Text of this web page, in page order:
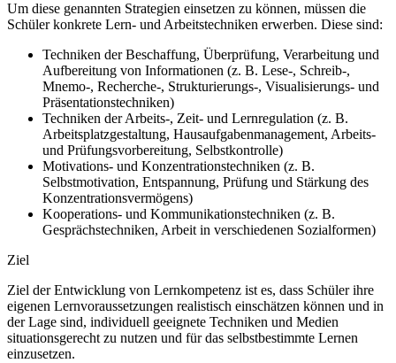
Um diese genannten Strategien einsetzen zu können, müssen die
Schüler konkrete Lern- und Arbeitstechniken erwerben. Diese sind:
Techniken der Beschaffung, Überprüfung, Verarbeitung und
Aufbereitung von Informationen (z. B. Lese-, Schreib-,
Mnemo-, Recherche-, Strukturierungs-, Visualisierungs- und
Präsentationstechniken)
Techniken der Arbeits-, Zeit- und Lernregulation (z. B.
Arbeitsplatzgestaltung, Hausaufgabenmanagement, Arbeits-
und Prüfungsvorbereitung, Selbstkontrolle)
Motivations- und Konzentrationstechniken (z. B.
Selbstmotivation, Entspannung, Prüfung und Stärkung des
Konzentrationsvermögens)
Kooperations- und Kommunikationstechniken (z. B.
Gesprächstechniken, Arbeit in verschiedenen Sozialformen)
Ziel
Ziel der Entwicklung von Lernkompetenz ist es, dass Schüler ihre
eigenen Lernvoraussetzungen realistisch einschätzen können und in
der Lage sind, individuell geeignete Techniken und Medien
situationsgerecht zu nutzen und für das selbstbestimmte Lernen
einzusetzen.